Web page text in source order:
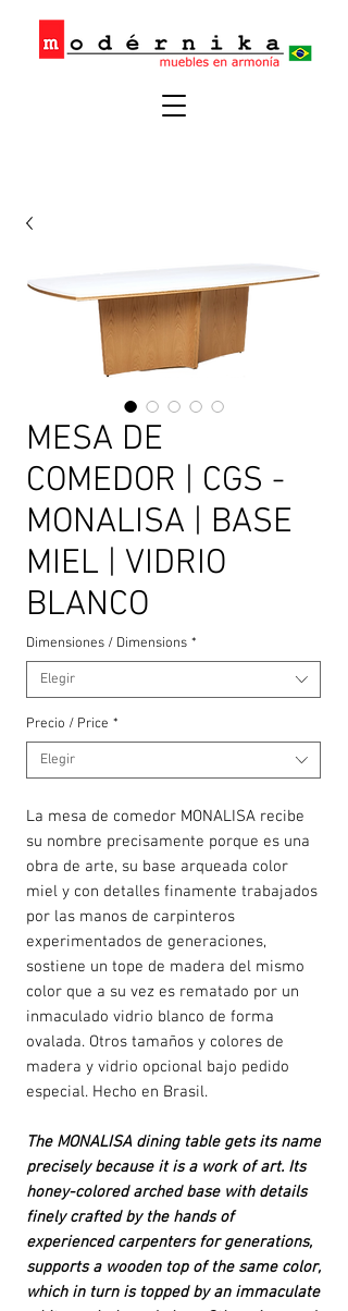
MESA DE
COMEDOR | CGS -
MONALISA | BASE
MIEL | VIDRIO
BLANCO
Dimensiones / Dimensions *
Elegir
Precio / Price *
Elegir
La mesa de comedor MONALISA recibe
su nombre precisamente porque es una
obra de arte, su base arqueada color
miel y con detalles finamente trabajados
por las manos de carpinteros
experimentados de generaciones,
sostiene un tope de madera del mismo
color que a su vez es rematado por un
inmaculado vidrio blanco de forma
ovalada. Otros tamaños y colores de
madera y vidrio opcional bajo pedido
especial. Hecho en Brasil.
The MONALISA dining table gets its name
precisely because it is a work of art. Its
honey-colored arched base with details
finely crafted by the hands of
experienced carpenters for generations,
supports a wooden top of the same color,
which in turn is topped by an immaculate